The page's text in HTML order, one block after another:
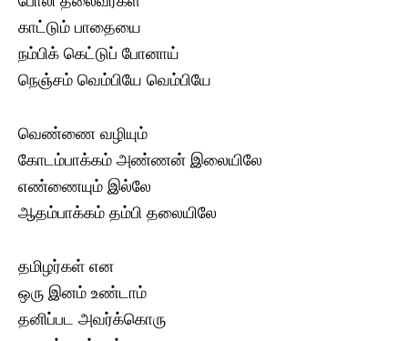
காட்டும் பாதையை
நம்பிக் கெட்டுப் போனாய்
நெஞ்சம் வெம்பியே வெம்பியே
வெண்ணை வழியும்
கோடம்பாக்கம் அண்ணன் இலையிலே
எண்ணையும் இல்லே
ஆதம்பாக்கம் தம்பி தலையிலே
தமிழர்கள் என
ஒரு இனம் உண்டாம்
தனிப்பட அவர்க்கொரு